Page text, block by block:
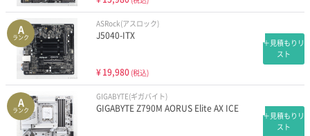
A
ランク
ASRock(アスロック)
J5040-ITX
¥19,980 (税込)
＋見積もりリ
スト
A
ランク
GIGABYTE(ギガバイト)
GIGABYTE Z790M AORUS Elite AX ICE
＋見積もりリ
スト